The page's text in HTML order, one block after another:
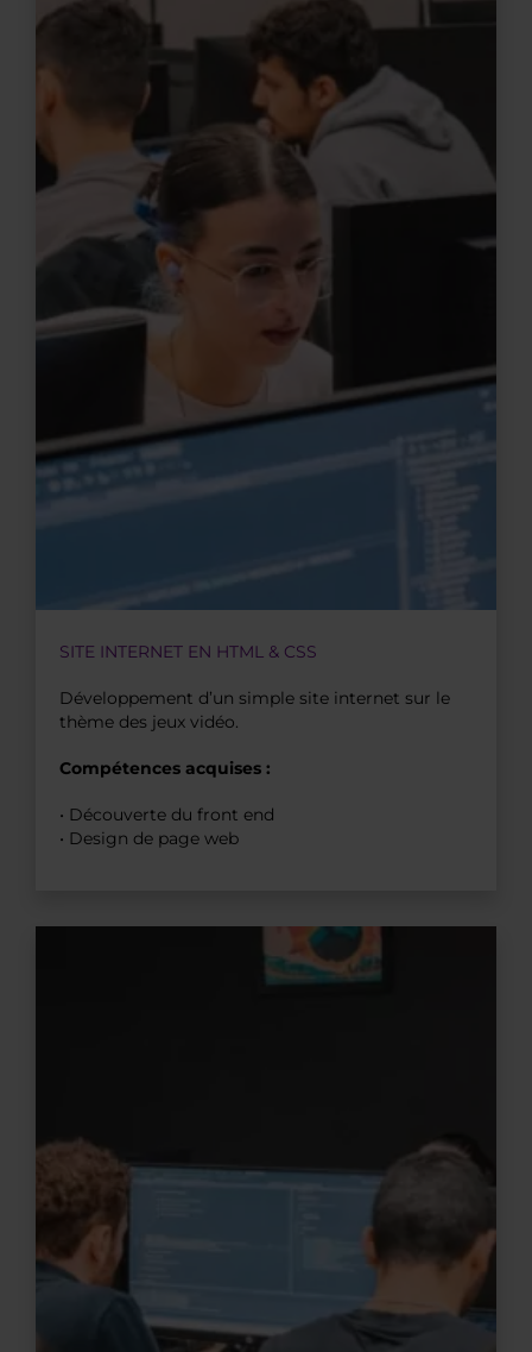
SITE INTERNET EN HTML & CSS
Développement d’un simple site internet sur le
thème des jeux vidéo.
Compétences acquises :
• Découverte du front end
• Design de page web